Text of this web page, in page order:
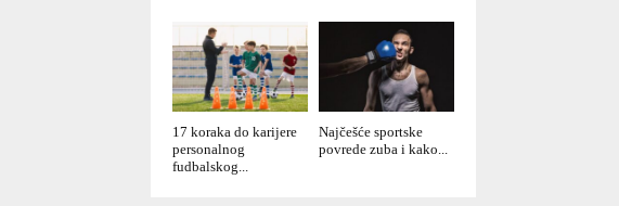
17 koraka do karijere
personalnog
fudbalskog...
Najčešće sportske
povrede zuba i kako...